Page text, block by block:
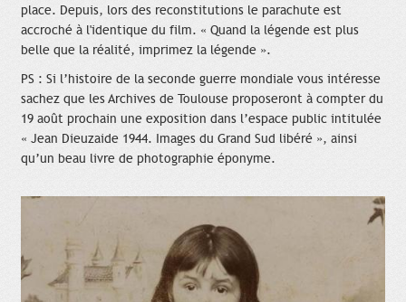
place. Depuis, lors des reconstitutions le parachute est
accroché à l'identique du film. « Quand la légende est plus
belle que la réalité, imprimez la légende ».
PS : Si l’histoire de la seconde guerre mondiale vous intéresse
sachez que les Archives de Toulouse proposeront à compter du
19 août prochain une exposition dans l’espace public intitulée
« Jean Dieuzaide 1944. Images du Grand Sud libéré », ainsi
qu’un beau livre de photographie éponyme.